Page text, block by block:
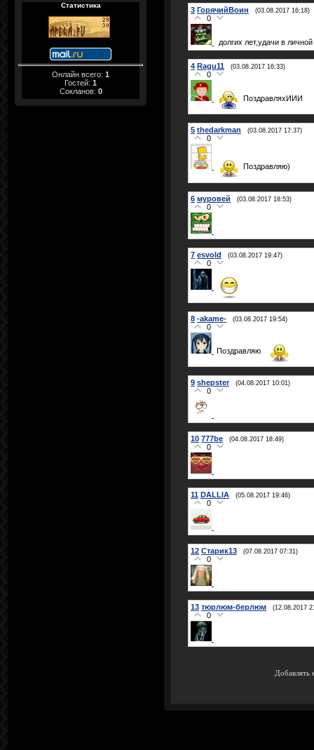
Статистика
Онлайн всего: 1
Гостей: 1
Сокланов: 0
3 ГорячийВоин (03.08.2017 16:18)
0
долгих лет,удачи в
4 Ragu11 (03.08.2017 16:33)
0
ПоздравляхИИИ
5 thedarkman (03.08.2017 17:37)
0
Поздравляю)
6 муровей (03.08.2017 18:53)
0
7 esvold (03.08.2017 19:47)
0
8 -akame- (03.08.2017 19:54)
0
Поздравляю
9 shepster (04.08.2017 10:01)
0
10 777be (04.08.2017 18:49)
0
11 DALLlA (05.08.2017 19:46)
0
12 Старик13 (07.08.2017 07:31)
0
13 тюрлюм-берлюм (12.08.2017
0
Добавлять